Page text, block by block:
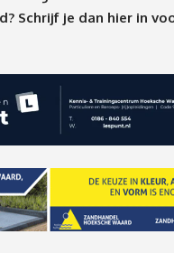
Schrijf je dan hier in